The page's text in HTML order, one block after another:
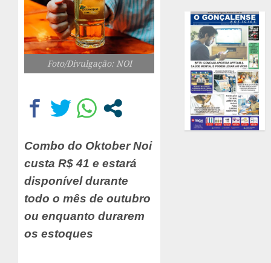
Foto/Divulgação: NOI
Combo do Oktober Noi
custa R$ 41 e estará
disponível durante
todo o mês de outubro
ou enquanto durarem
os estoques